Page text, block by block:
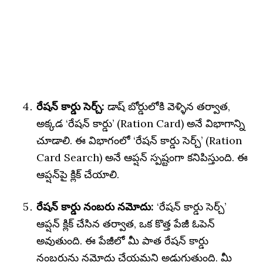
రేషన్ కార్డు సెర్చ్: డాష్ బోర్డులోకి వెళ్ళిన తర్వాత,
అక్కడ ‘రేషన్ కార్డు’ (Ration Card) అనే విభాగాన్ని
చూడాలి. ఈ విభాగంలో ‘రేషన్ కార్డు సెర్చ్’ (Ration
Card Search) అనే ఆప్షన్ స్పష్టంగా కనిపిస్తుంది. ఈ
ఆప్షన్‌పై క్లిక్ చేయాలి.
రేషన్ కార్డు నంబరు నమోదు: ‘రేషన్ కార్డు సెర్చ్’
ఆప్షన్ క్లిక్ చేసిన తర్వాత, ఒక కొత్త పేజీ ఓపెన్
అవుతుంది. ఈ పేజీలో మీ పాత రేషన్ కార్డు
నంబరును నమోదు చేయమని అడుగుతుంది. మీ